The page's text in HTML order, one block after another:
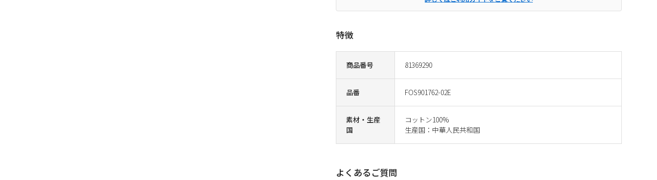
商品番号 81369290
品番 FOS901762-02E
素材・生産
国
コットン100%
生産国：中華人民共和国
特徴
よくあるご質問